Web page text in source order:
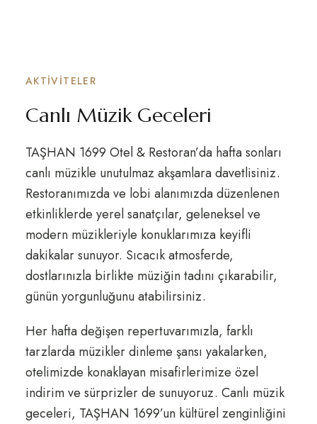
AKTIVITELER
Canlı Müzik Geceleri
TAŞHAN 1699 Otel & Restoran’da hafta sonları
canlı müzikle unutulmaz akşamlara davetlisiniz.
Restoranımızda ve lobi alanımızda düzenlenen
etkinliklerde yerel sanatçılar, geleneksel ve
modern müzikleriyle konuklarımıza keyifli
dakikalar sunuyor. Sıcacık atmosferde,
dostlarınızla birlikte müziğin tadını çıkarabilir,
günün yorgunluğunu atabilirsiniz.
Her hafta değişen repertuvarımızla, farklı
tarzlarda müzikler dinleme şansı yakalarken,
otelimizde konaklayan misafirlerimize özel
indirim ve sürprizler de sunuyoruz. Canlı müzik
geceleri, TAŞHAN 1699’un kültürel zenginliğini